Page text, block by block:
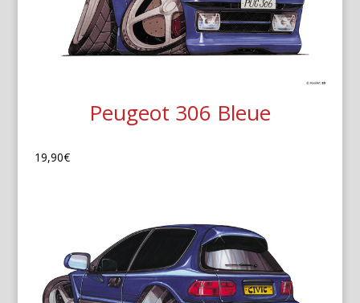
Peugeot 306 Bleue
19,90€